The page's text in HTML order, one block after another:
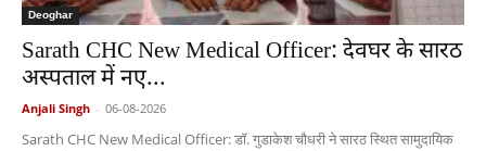
Deoghar
Sarath CHC New Medical Officer: देवघर के सारठ
अस्पताल में नए...
Anjali Singh - 06-08-2026
Sarath CHC New Medical Officer: डॉ. गुडाकेश चौधरी ने सारठ स्थित सामुदायिक